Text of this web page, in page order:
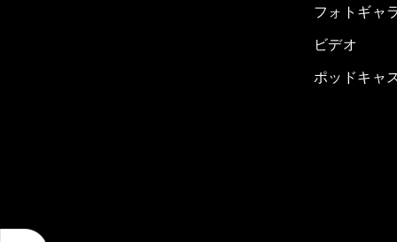
フォトギャ
ビデオ
ポッドキャ